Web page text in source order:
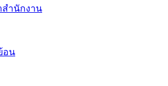
ำนักงาน
อน